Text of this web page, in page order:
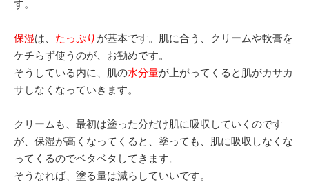
す。
保湿は、 たっぷり が基本です。 肌に合う、クリームや軟膏を
ケチらず使うのが、お勧めです。
そうしている内に、肌の水分量が上がってくると肌がカサカ
サしなくなっていきます。
クリームも、最初は塗った分だけ肌に吸収していくのです
が、保湿が高くなってくると、塗っても、肌に吸収しなくな
ってくるのでベタベタしてきます。
そうなれば、塗る量は減らしていいです。